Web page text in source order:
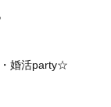
婚活party☆